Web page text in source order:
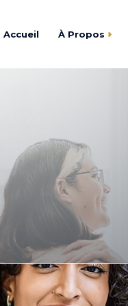
Accueil À Propos
Cercle Ashanti
Fondation Ashanti